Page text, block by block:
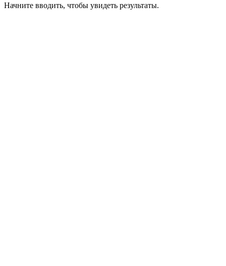
Начните вводить, чтобы увидеть результаты.